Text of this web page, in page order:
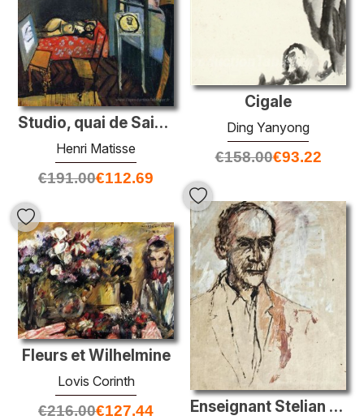
Cigale
Ding Yanyong
€158.00€93.22
Studio, quai de Saint-Michel
Henri Matisse
€191.00€112.69
Enseignant Stelian Cucu, école secondaire King Ferdinand, Ramnic
Fleurs et Wilhelmine
Lovis Corinth
€216.00€127.44